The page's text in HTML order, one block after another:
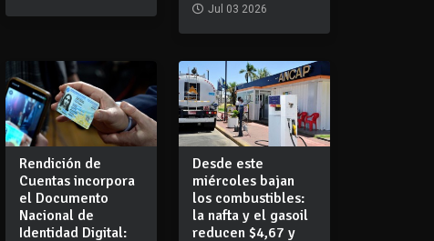
Jul 03 2026
Rendición de
Cuentas incorpora
el Documento
Nacional de
Identidad Digital:
Desde este
miércoles bajan
los combustibles:
la nafta y el gasoil
reducen $4,67 y